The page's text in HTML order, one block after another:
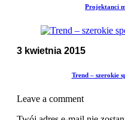
Projektanci
3 kwietnia 2015
Trend – szerokie
Leave a comment